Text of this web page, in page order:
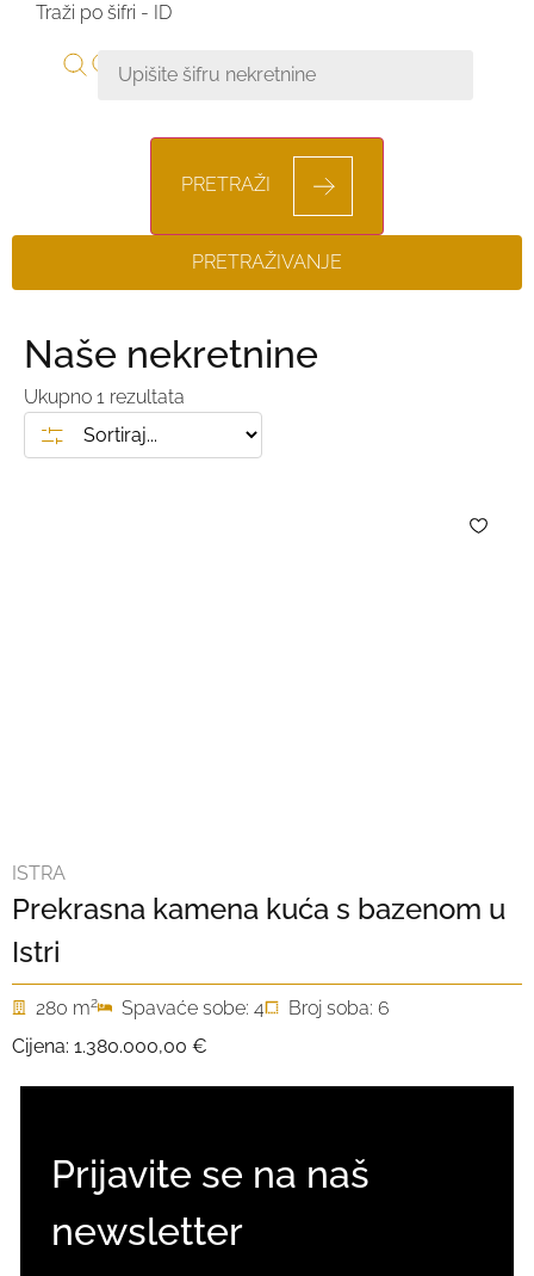
Traži po šifri - ID
PRETRAŽI
PRETRAŽIVANJE
Naše nekretnine
Ukupno 1 rezultata
ISTRA
Prekrasna kamena kuća s bazenom u
Istri
280 m2 Spavaće sobe: 4
Broj soba: 6
Cijena: 1.380.000,00 €
Prijavite se na naš
newsletter